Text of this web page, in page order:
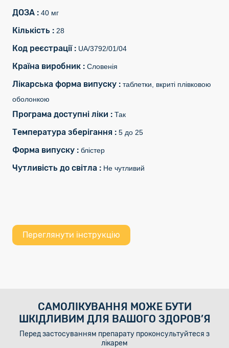
ДОЗА : 40 мг
Кількість : 28
Код реєстрації : UA/3792/01/04
Країна виробник : Словенія
Лікарська форма випуску : таблетки, вкриті плівковою
оболонкою
Програма доступні ліки : Так
Температура зберігання : 5 до 25
Форма випуску : блістер
Чутливість до світла : Не чутливий
Переглянути інструкцію
САМОЛІКУВАННЯ МОЖЕ БУТИ
ШКІДЛИВИМ ДЛЯ ВАШОГО ЗДОРОВ’Я
Перед застосуванням препарату проконсультуйтеся з
лікарем